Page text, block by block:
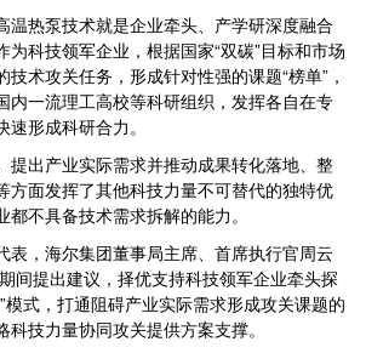
热泵技术就是企业牵头、产学研深度融合
为科技领军企业，根据国家“双碳”目标和市场
术攻关任务，形成针对性强的课题“榜单”，
内一流理工高校等科研组织，发挥各自在专
形成科研合力。
出产业实际需求并推动成果转化落地、整
方面发挥了其他科技力量不可替代的独特优
不具备技术需求拆解的能力。
，海尔集团董事局主席、首席执行官周云
间提出建议，择优支持科技领军企业牵头探
模式，打通阻碍产业实际需求形成攻关课题的
技力量协同攻关提供方案支撑。